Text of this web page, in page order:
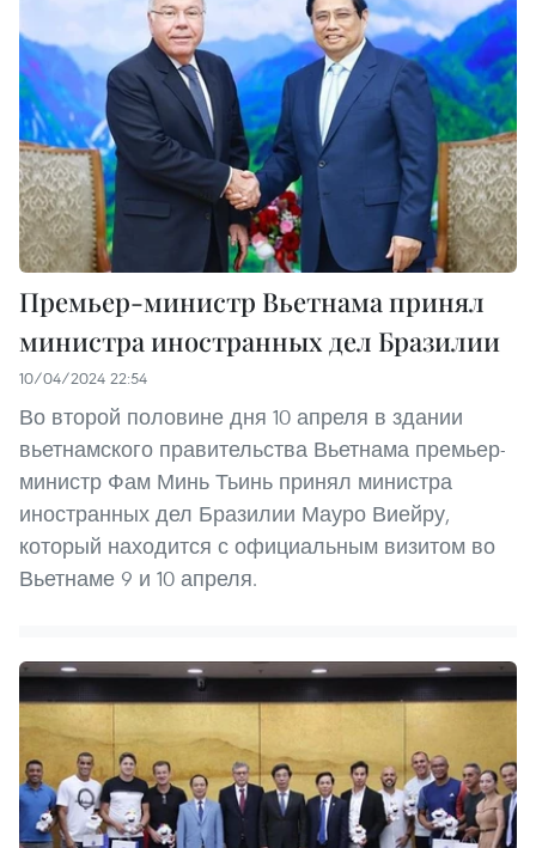
Премьер-министр Вьетнама принял
министра иностранных дел Бразилии
10/04/2024 22:54
Во второй половине дня 10 апреля в здании
вьетнамского правительства Вьетнама премьер-
министр Фам Минь Тьинь принял министра
иностранных дел Бразилии Мауро Виейру,
который находится с официальным визитом во
Вьетнаме 9 и 10 апреля.